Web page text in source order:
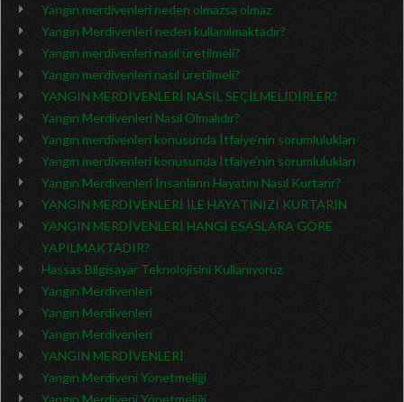
Yangın merdivenleri neden olmazsa olmaz
Yangın Merdivenleri neden kullanılmaktadır?
Yangın merdivenleri nasıl üretilmeli?
Yangın merdivenleri nasıl üretilmeli?
YANGIN MERDİVENLERİ NASIL SEÇİLMELİDİRLER?
Yangın Merdivenleri Nasıl Olmalıdır?
Yangın merdivenleri konusunda İtfaiye’nin sorumlulukları
Yangın merdivenleri konusunda İtfaiye’nin sorumlulukları
Yangın Merdivenleri İnsanların Hayatını Nasıl Kurtarır?
YANGIN MERDİVENLERİ İLE HAYATINIZI KURTARIN
YANGIN MERDİVENLERİ HANGİ ESASLARA GÖRE
YAPILMAKTADIR?
Hassas Bilgisayar Teknolojisini Kullanıyoruz
Yangın Merdivenleri
Yangın Merdivenleri
Yangın Merdivenleri
YANGIN MERDİVENLERİ
Yangın Merdiveni Yönetmeliği
Yangın Merdiveni Yönetmeliği